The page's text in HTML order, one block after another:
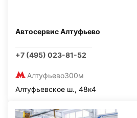
Автосервис Алтуфьево
+7 (495) 023-81-52
Алтуфьево300м
Алтуфьевское ш., 48к4